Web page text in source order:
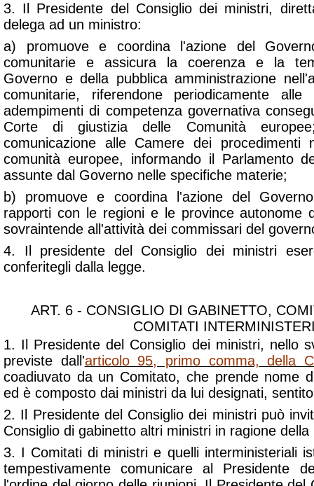
3. Il Presidente del Consiglio dei ministri,
delega ad un ministro:
a) promuove e coordina l'azione del
comunitarie e assicura la coerenza e la
Governo e della pubblica amministrazione
comunitarie, riferendone periodicamente
adempimenti di competenza governativa
Corte di giustizia delle Comunità
comunicazione alle Camere dei procedimenti
comunità europee, informando il Parlamento
assunte dal Governo nelle specifiche materie;
b) promuove e coordina l'azione del
rapporti con le regioni e le province autonome
sovraintende all'attività dei commissari del
4. Il presidente del Consiglio dei ministri
conferitegli dalla legge.
ART. 6 - CONSIGLIO DI GABINETTO,
COMITATI
1. Il Presidente del Consiglio dei ministri, nello
previste dall'articolo 95, primo comma, della
coadiuvato da un Comitato, che prende nome
ed è composto dai ministri da lui designati,
2. Il Presidente del Consiglio dei ministri può
Consiglio di gabinetto altri ministri in ragione
3. I Comitati di ministri e quelli interministeriali
tempestivamente comunicare al Presidente